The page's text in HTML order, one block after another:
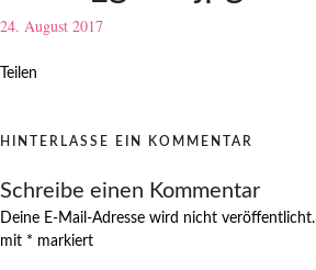
24. August 2017
Teilen
HINTERLASSE EIN KOMMENTAR
Schreibe einen Kommentar
Deine E-Mail-Adresse wird nicht veröffentlicht.
mit * markiert